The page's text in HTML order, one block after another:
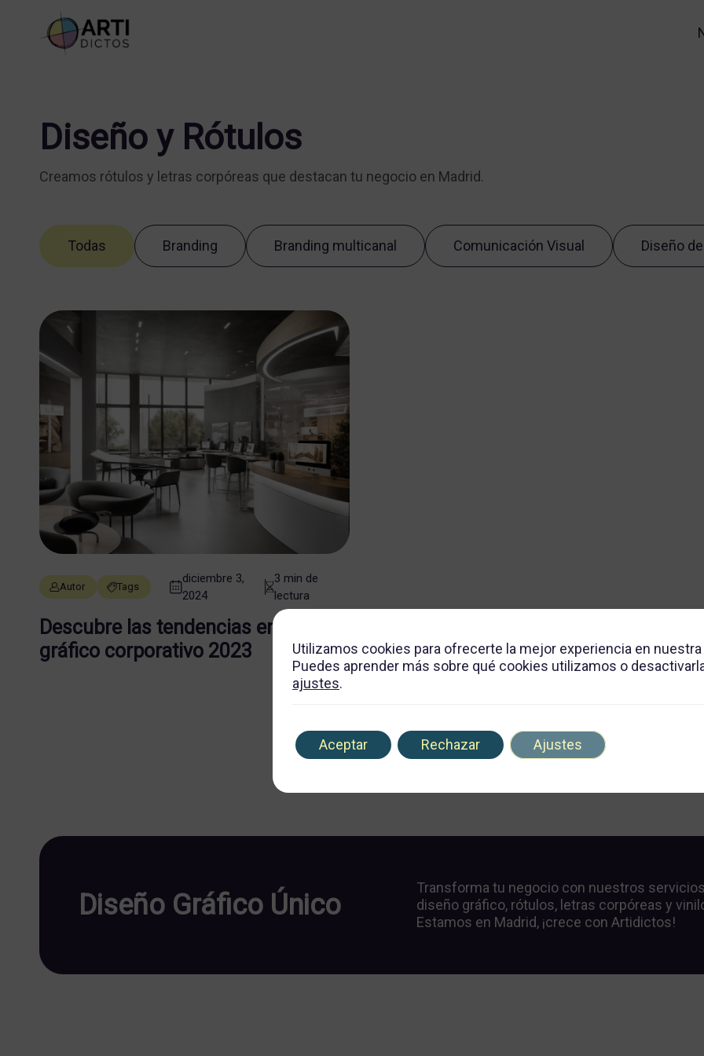
Diseño y Rótulos
Creamos rótulos y letras corpóreas que destacan tu negocio en Madrid.
Todas Branding Branding multicanal Comunicación Visual Diseño
Autor Tags
diciembre 3,
2024
3 min de
lectura
Descubre las tendencias en diseño
gráfico corporativo 2023
Diseño Gráfico Único
Transforma tu negocio con nuestros
diseño gráfico, rótulos, letras corpóreas y
Estamos en Madrid, ¡crece con Artidictos!
Utilizamos cookies para ofrecerte la mejor experiencia en nuestra
Puedes aprender más sobre qué cookies utilizamos o
ajustes.
Aceptar Rechazar Ajustes